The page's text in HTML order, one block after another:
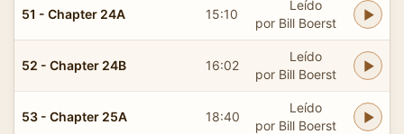
51 - Chapter 24A 15:10
Leído
por Bill Boerst
52 - Chapter 24B 16:02
Leído
por Bill Boerst
53 - Chapter 25A 18:40
Leído
por Bill Boerst